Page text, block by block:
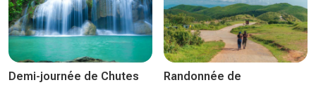
Demi-journée de Chutes
Randonnée de